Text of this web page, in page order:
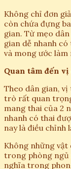
Không chỉ đơn
còn chứa đựng
gian. Từ mẹo
gian dễ nhanh
và mong ước làm
Quan tâm đến
Theo dân gian,
trò rất quan
mang thai của 2
nhanh có thai
nay là điều chỉnh
Không những
trong phòng ngủ
nghĩa trong